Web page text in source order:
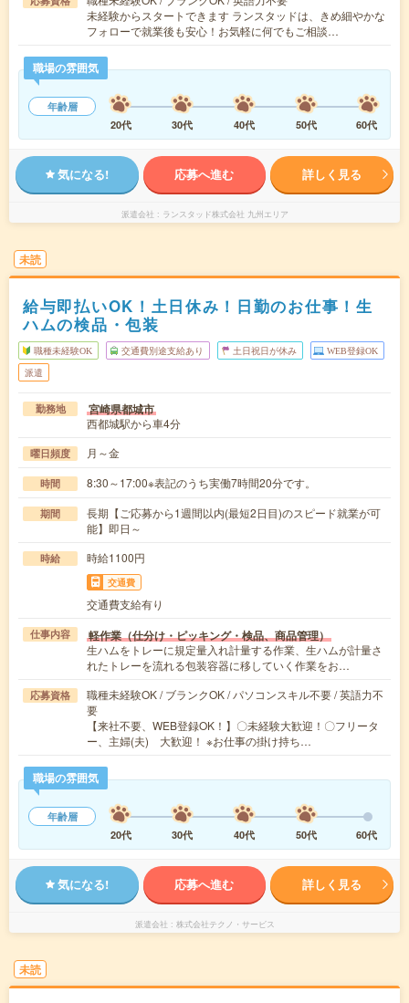
未経験からスタートできます ランスタッドは、きめ細やかな
フォローで就業後も安心！お気軽に何でもご相談…
職場の雰囲気
年齢層
20代
30代 40代 50代 60代
気になる! 応募へ進む 詳しく見る
派遣会社 ランスタッド株式会社 九州エリア
未読
給与即払いOK！土日休み！日勤のお仕事！生
ハムの検品・包装
職種未経験OK 交通費別途支給あり 土日祝日が休み WEB登録OK
派遣
勤務地 宮崎県都城市
西都城駅から車4分
曜日頻度 月～金
時間 8:30～17:00※表記のうち実働7時間20分です。
期間
長期【ご応募から1週間以内(最短2日目)のスピード就業が可
能】即日～
時給 時給1100円
交通費
交通費支給有り
仕事内容 軽作業（仕分け・ピッキング・検品、商品管理）
生ハムをトレーに規定量入れ計量する作業、生ハムが計量さ
れたトレーを流れる包装容器に移していく作業をお…
応募資格
職種未経験OK / ブランクOK / パソコンスキル不要 / 英語力不
要
【来社不要、WEB登録OK！】〇未経験大歓迎！〇フリータ
ー、主婦(夫) 大歓迎！ ※お仕事の掛け持ち…
職場の雰囲気
年齢層
20代
30代 40代 50代 60代
気になる! 応募へ進む 詳しく見る
派遣会社 株式会社テクノ・サービス
未読